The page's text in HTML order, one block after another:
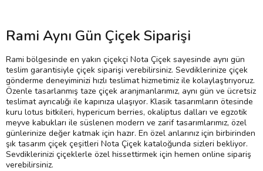
Rami Aynı Gün Çiçek Siparişi
Rami bölgesinde en yakın çiçekçi Nota Çiçek sayesinde aynı gün
teslim garantisiyle çiçek siparişi verebilirsiniz. Sevdiklerinize çiçek
gönderme deneyiminizi hızlı teslimat hizmetimiz ile kolaylaştırıyoruz.
Özenle tasarlanmış taze çiçek aranjmanlarımız, aynı gün ve ücretsiz
teslimat ayrıcalığı ile kapınıza ulaşıyor. Klasik tasarımların ötesinde
kuru lotus bitkileri, hypericum berries, okaliptus dalları ve egzotik
meyve kabukları ile süslenen modern ve zarif tasarımlarımız, özel
günlerinize değer katmak için hazır. En özel anlarınız için birbirinden
şık tasarım çiçek çeşitleri Nota Çiçek kataloğunda sizleri bekliyor.
Sevdiklerinizi çiçeklerle özel hissettirmek için hemen online sipariş
verebilirsiniz.